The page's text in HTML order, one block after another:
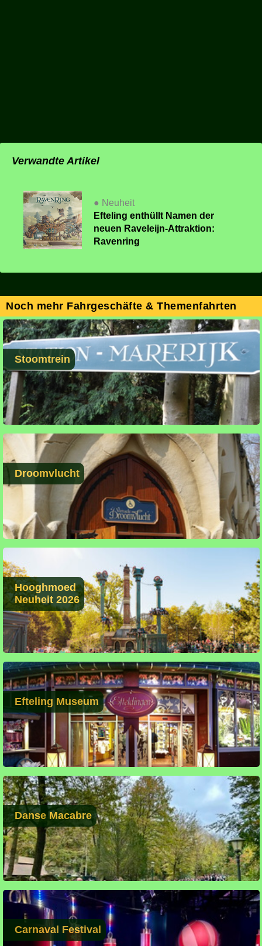
Verwandte Artikel
● Neuheit
Efteling enthüllt Namen der
neuen Raveleijn-Attraktion:
Ravenring
Noch mehr Fahrgeschäfte & Themenfahrten
Stoomtrein
Droomvlucht
Hooghmoed
Neuheit 2026
Efteling Museum
Danse Macabre
Carnaval Festival